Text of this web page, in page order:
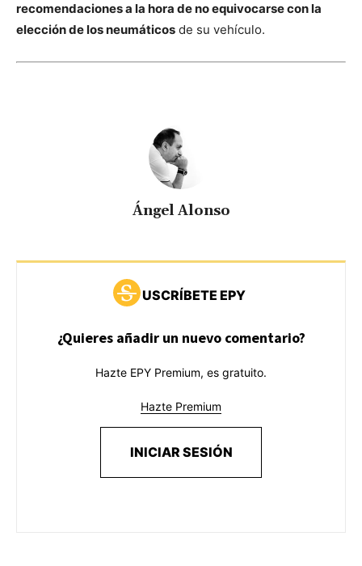
recomendaciones a la hora de no equivocarse con la
elección de los neumáticos de su vehículo.
Ángel Alonso
USCRÍBETE EPY
¿Quieres añadir un nuevo comentario?
Hazte EPY Premium, es gratuito.
Hazte Premium
INICIAR SESIÓN